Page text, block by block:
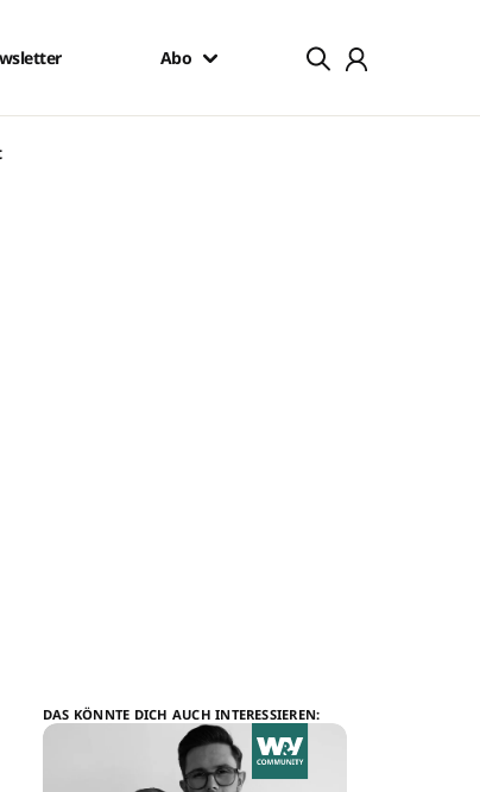
Abo
DAS KÖNNTE DICH AUCH INTERESSIEREN: